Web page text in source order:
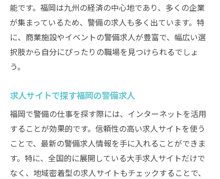
能です。福岡は九州の経済の中心地であり、多くの企業
が集まっているため、警備の求人も多く出ています。特
に、商業施設やイベントの警備求人が豊富で、幅広い選
択肢から自分にぴったりの職場を見つけられるでしょ
う。
求人サイトで探す福岡の警備求人
福岡で警備の仕事を探す際には、インターネットを活用
することが効果的です。信頼性の高い求人サイトを使う
ことで、最新の警備求人情報を手に入れることができま
す。特に、全国的に展開している大手求人サイトだけで
なく、地域密着型の求人サイトもチェックすることで、